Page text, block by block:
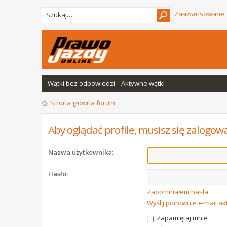
Zaawansowane
Wątki bez odpowiedzi Aktywne wątki
Strona główna forum
Aby oglądać profile, musisz się
Nazwa użytkownika:
Hasło:
Zapomniałem hasła
Wyślij ponownie e-mail
Zapamiętaj mnie